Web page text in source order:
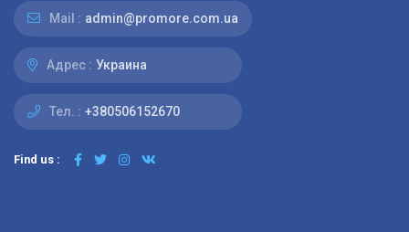
Mail : admin@promore.com.ua
Адрес : Украина
Тел. : +380506152670
Find us :